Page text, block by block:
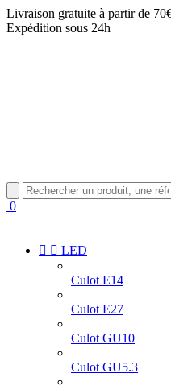
Livraison gratuite à partir de
Expédition sous 24h
0
  LED
Culot E14
Culot E27
Culot GU10
Culot GU5.3